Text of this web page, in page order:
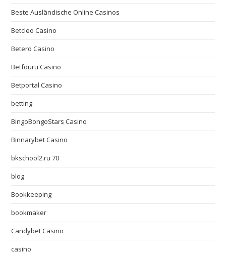
Beste Ausländische Online Casinos
Betcleo Casino
Betero Casino
Betfouru Casino
Betportal Casino
betting
BingoBongoStars Casino
Binnarybet Casino
bkschool2.ru 70
blog
Bookkeeping
bookmaker
Candybet Casino
casino